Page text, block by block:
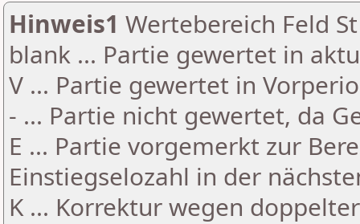
Hinweis1 Wertebereich Feld
blank ... Partie gewertet in
V ... Partie gewertet in
- ... Partie nicht gewertet, da
E ... Partie vorgemerkt zur
Einstiegselozahl in der
K ... Korrektur wegen